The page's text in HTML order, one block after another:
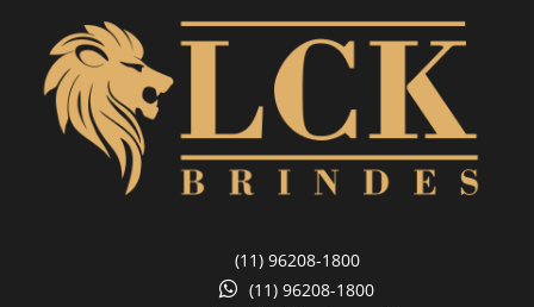
(11) 96208-1800
(11) 96208-1800